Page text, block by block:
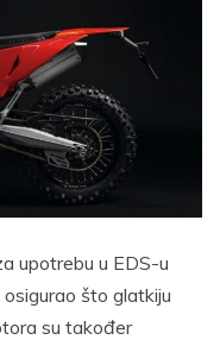
upotrebu u EDS-u
što glatkiju
su također